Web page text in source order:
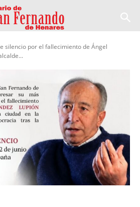
silencio por el fallecimiento de Ángel